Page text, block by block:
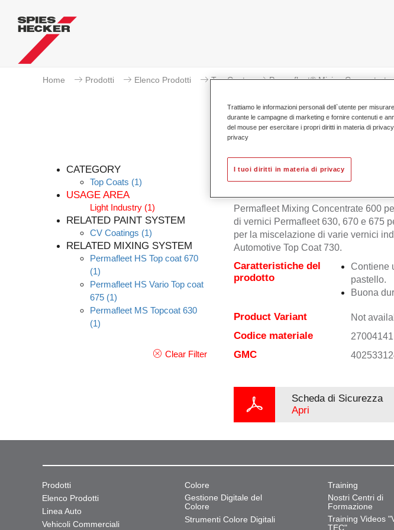
Home Prodotti Elenco Prodotti Top Coats Permafleet® Mixing Concentrate
CATEGORY
Top Coats (1)
USAGE AREA
Light Industry (1)
RELATED PAINT SYSTEM
CV Coatings (1)
RELATED MIXING SYSTEM
Permafleet HS Top coat 670
(1)
Permafleet HS Vario Top coat
675 (1)
Permafleet MS Topcoat 630
(1)
Clear Filter
Permafleet®
Permafleet Mixing Concentrate 600
di vernici Permafleet 630, 670 e 675
per la miscelazione di varie vernici
Automotive Top Coat 730.
Caratteristiche del
prodotto
Contiene
pastello.
Buona
Product Variant Not
Codice materiale 27004141
GMC
Scheda di Sicurezza
Apri
Prodotti
Elenco Prodotti
Linea Auto
Vehicoli Commerciali
Colore
Gestione Digitale del
Colore
Strumenti Colore Digitali
Training
Nostri Centri di
Formazione
Training Videos
TEC"
Trattiamo le informazioni personali dell`utente per
durante le campagne di marketing e fornire contenuti e
del mouse per esercitare i propri diritti in materia di
privacy
I tuoi diritti in materia di privacy